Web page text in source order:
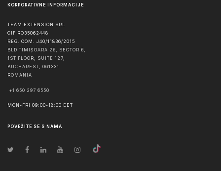
KORPORATIVNE INFORMACIJE
TEAM EXTENSION SRL
CIF RO35062448
REG. COM. J40/11836/2015
BLD TIMIȘOARA 26, SECTOR 6,
1ST FLOOR, SUITE 127,
BUCHAREST
061331
ROMANIA
+1 650 297 6550
MON-FRI 09:00-18:00 EET
POVEŽITE SE S NAMA